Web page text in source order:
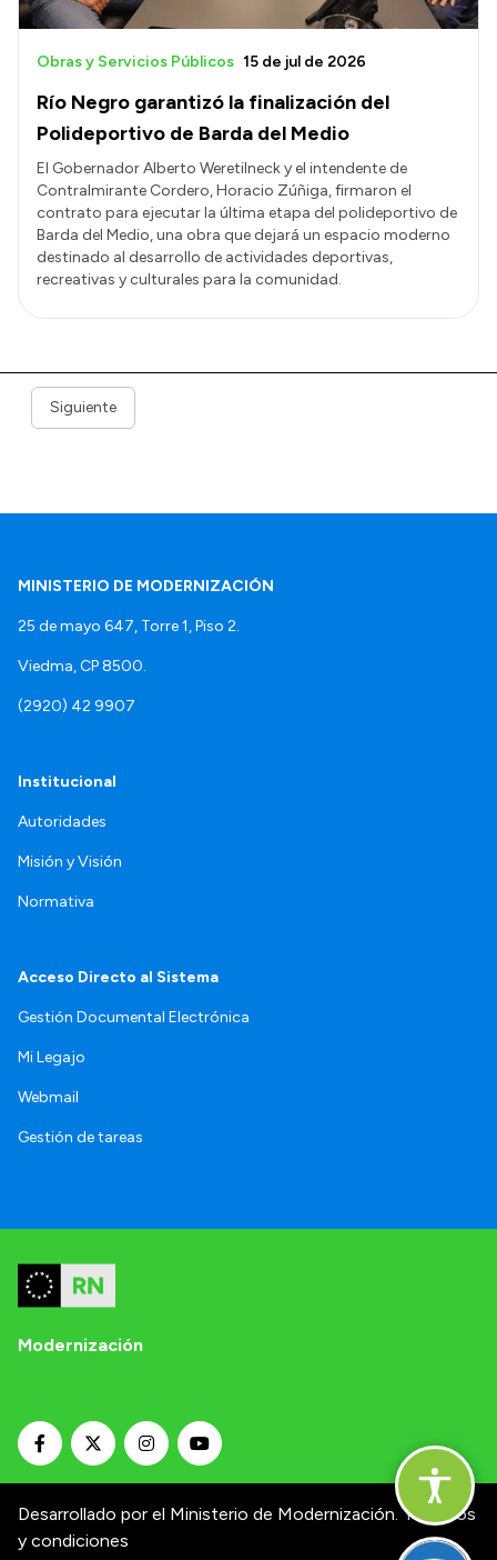
Río Negro garantizó la finalización del
Polideportivo de Barda del Medio
Obras y Servicios Públicos 15 de jul de 2026
El Gobernador Alberto Weretilneck y el intendente de
Contralmirante Cordero, Horacio Zúñiga, firmaron el
contrato para ejecutar la última etapa del polideportivo de
Barda del Medio, una obra que dejará un espacio moderno
destinado al desarrollo de actividades deportivas,
recreativas y culturales para la comunidad.
Siguiente
MINISTERIO DE MODERNIZACIÓN
25 de mayo 647, Torre 1, Piso 2.
Viedma, CP 8500.
(2920) 42 9907
Institucional
Autoridades
Misión y Visión
Normativa
Acceso Directo al Sistema
Gestión Documental Electrónica
Mi Legajo
Webmail
Gestión de tareas
Modernización
Desarrollado por el Ministerio de Modernización. Términos
y condiciones